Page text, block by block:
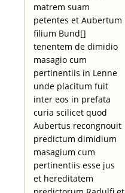
matrem suam
petentes et Aubertum
filium Bund[]
tenentem de dimidio
masagio cum
pertinentiis in Lenne
unde placitum fuit
inter eos in prefata
curia scilicet quod
Aubertus recongnouit
predictum dimidium
masagium cum
pertinentiis esse jus
et hereditatem